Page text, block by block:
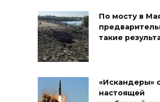
По мосту в
такие
«Искандеры»
настоящей